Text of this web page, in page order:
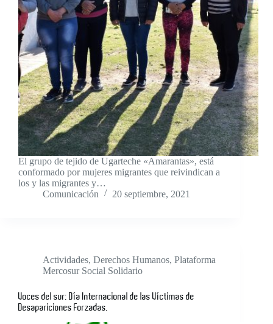
El grupo de tejido de Ugarteche «Amarantas», está
conformado por mujeres migrantes que reivindican a
los y las migrantes y…
Comunicación
20 septiembre, 2021
Actividades, Derechos Humanos, Plataforma
Mercosur Social Solidario
Voces del sur: Día Internacional de las Víctimas de
Desapariciones Forzadas.